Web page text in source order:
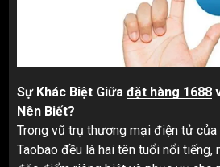
Sự Khác Biệt Giữa đặt hàng 1688
Nên Biết?
Trong vũ trụ thương mại điện tử của
Taobao đều là hai tên tuổi nổi tiếng,